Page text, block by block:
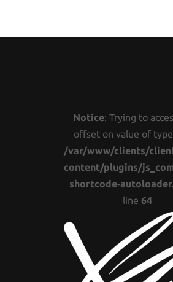
Notice: Trying to
offset on value of
/var/www/clients/
content/plugins/
shortcode-
line 64